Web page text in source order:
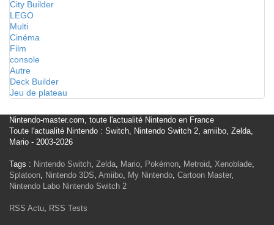
City Builder
LEGO
Multi
Cinéma
Film
console
Autre
Deck Builder
Jeu de plateau
Nintendo-master.com, toute l'actualité Nintendo en France
Toute l'actualité Nintendo : Switch, Nintendo Switch 2, amiibo, Zelda,
Mario - 2003-2026
Tags : Nintendo Switch, Zelda, Mario, Pokémon, Metroid, Xenoblade,
Splatoon, Nintendo 3DS, Amiibo, My Nintendo, Cartoon Master,
Nintendo Labo Nintendo Switch 2
RSS Actu, RSS Tests